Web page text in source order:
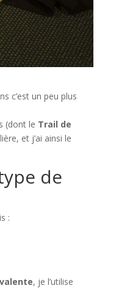
c’est un peu plus
(dont le Trail de
et j’ai ainsi le
de
:
, je l’utilise